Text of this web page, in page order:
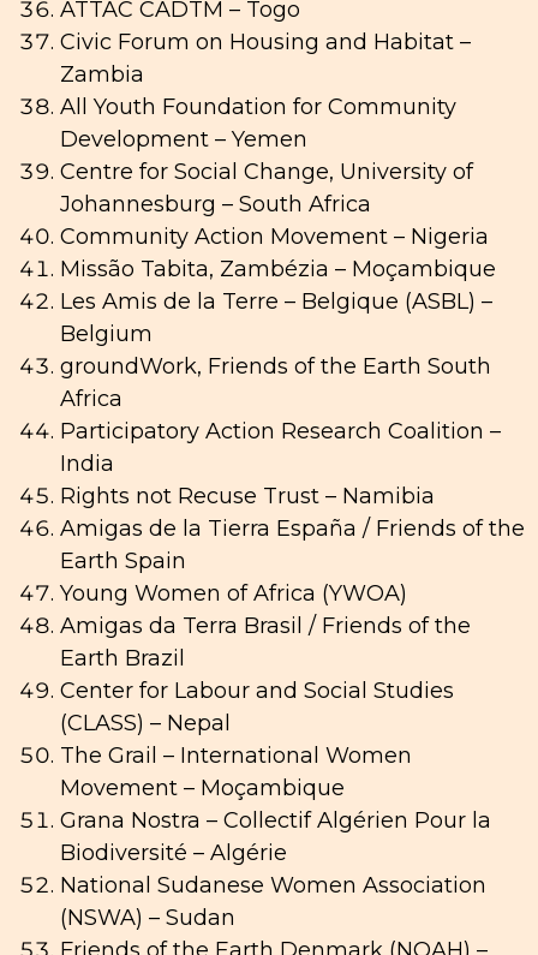
ATTAC CADTM – Togo
Civic Forum on Housing and Habitat –
Zambia
All Youth Foundation for Community
Development – Yemen
Centre for Social Change, University of
Johannesburg – South Africa
Community Action Movement – Nigeria
Missão Tabita, Zambézia – Moçambique
Les Amis de la Terre – Belgique (ASBL) –
Belgium
groundWork, Friends of the Earth South
Africa
Participatory Action Research Coalition –
India
Rights not Recuse Trust – Namibia
Amigas de la Tierra España / Friends of the
Earth Spain
Young Women of Africa (YWOA)
Amigas da Terra Brasil / Friends of the
Earth Brazil
Center for Labour and Social Studies
(CLASS) – Nepal
The Grail – International Women
Movement – Moçambique
Grana Nostra – Collectif Algérien Pour la
Biodiversité – Algérie
National Sudanese Women Association
(NSWA) – Sudan